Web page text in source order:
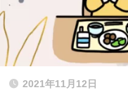
2021年11月12日